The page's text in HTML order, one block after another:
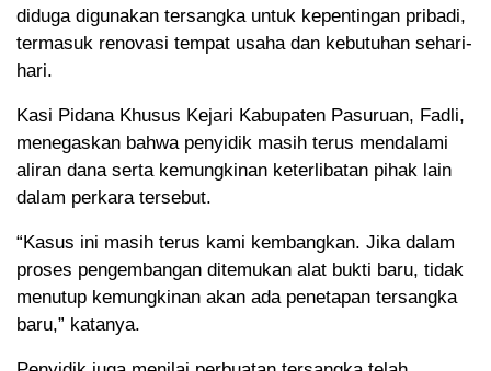
diduga digunakan tersangka untuk kepentingan pribadi,
termasuk renovasi tempat usaha dan kebutuhan sehari-
hari.
Kasi Pidana Khusus Kejari Kabupaten Pasuruan, Fadli,
menegaskan bahwa penyidik masih terus mendalami
aliran dana serta kemungkinan keterlibatan pihak lain
dalam perkara tersebut.
“Kasus ini masih terus kami kembangkan. Jika dalam
proses pengembangan ditemukan alat bukti baru, tidak
menutup kemungkinan akan ada penetapan tersangka
baru,” katanya.